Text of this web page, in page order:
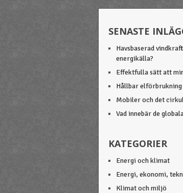
SENASTE
Havsbaserad
energikälla?
Effektfulla sätt att
Hållbar elförbrukning
Mobiler och det
Vad innebär de
KATEGORIER
Energi och klimat
Energi, ekonomi,
Klimat och miljö